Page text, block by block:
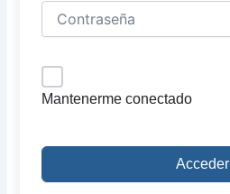
Mantenerme conectado
Acceder